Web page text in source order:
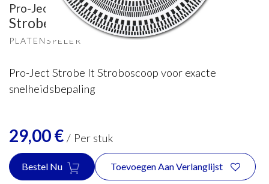
Pro-Ject
Strobe-it afstellen
PLATENSPELER
Pro-Ject Strobe It Stroboscoop voor exacte
snelheidsbepaling
29,00€ / Per stuk
Bestel Nu Toevoegen Aan Verlanglijst